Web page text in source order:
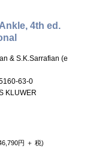
4th ed.
& S.K.Sarrafian (e
63-0
KLUWER
円 ＋ 税)